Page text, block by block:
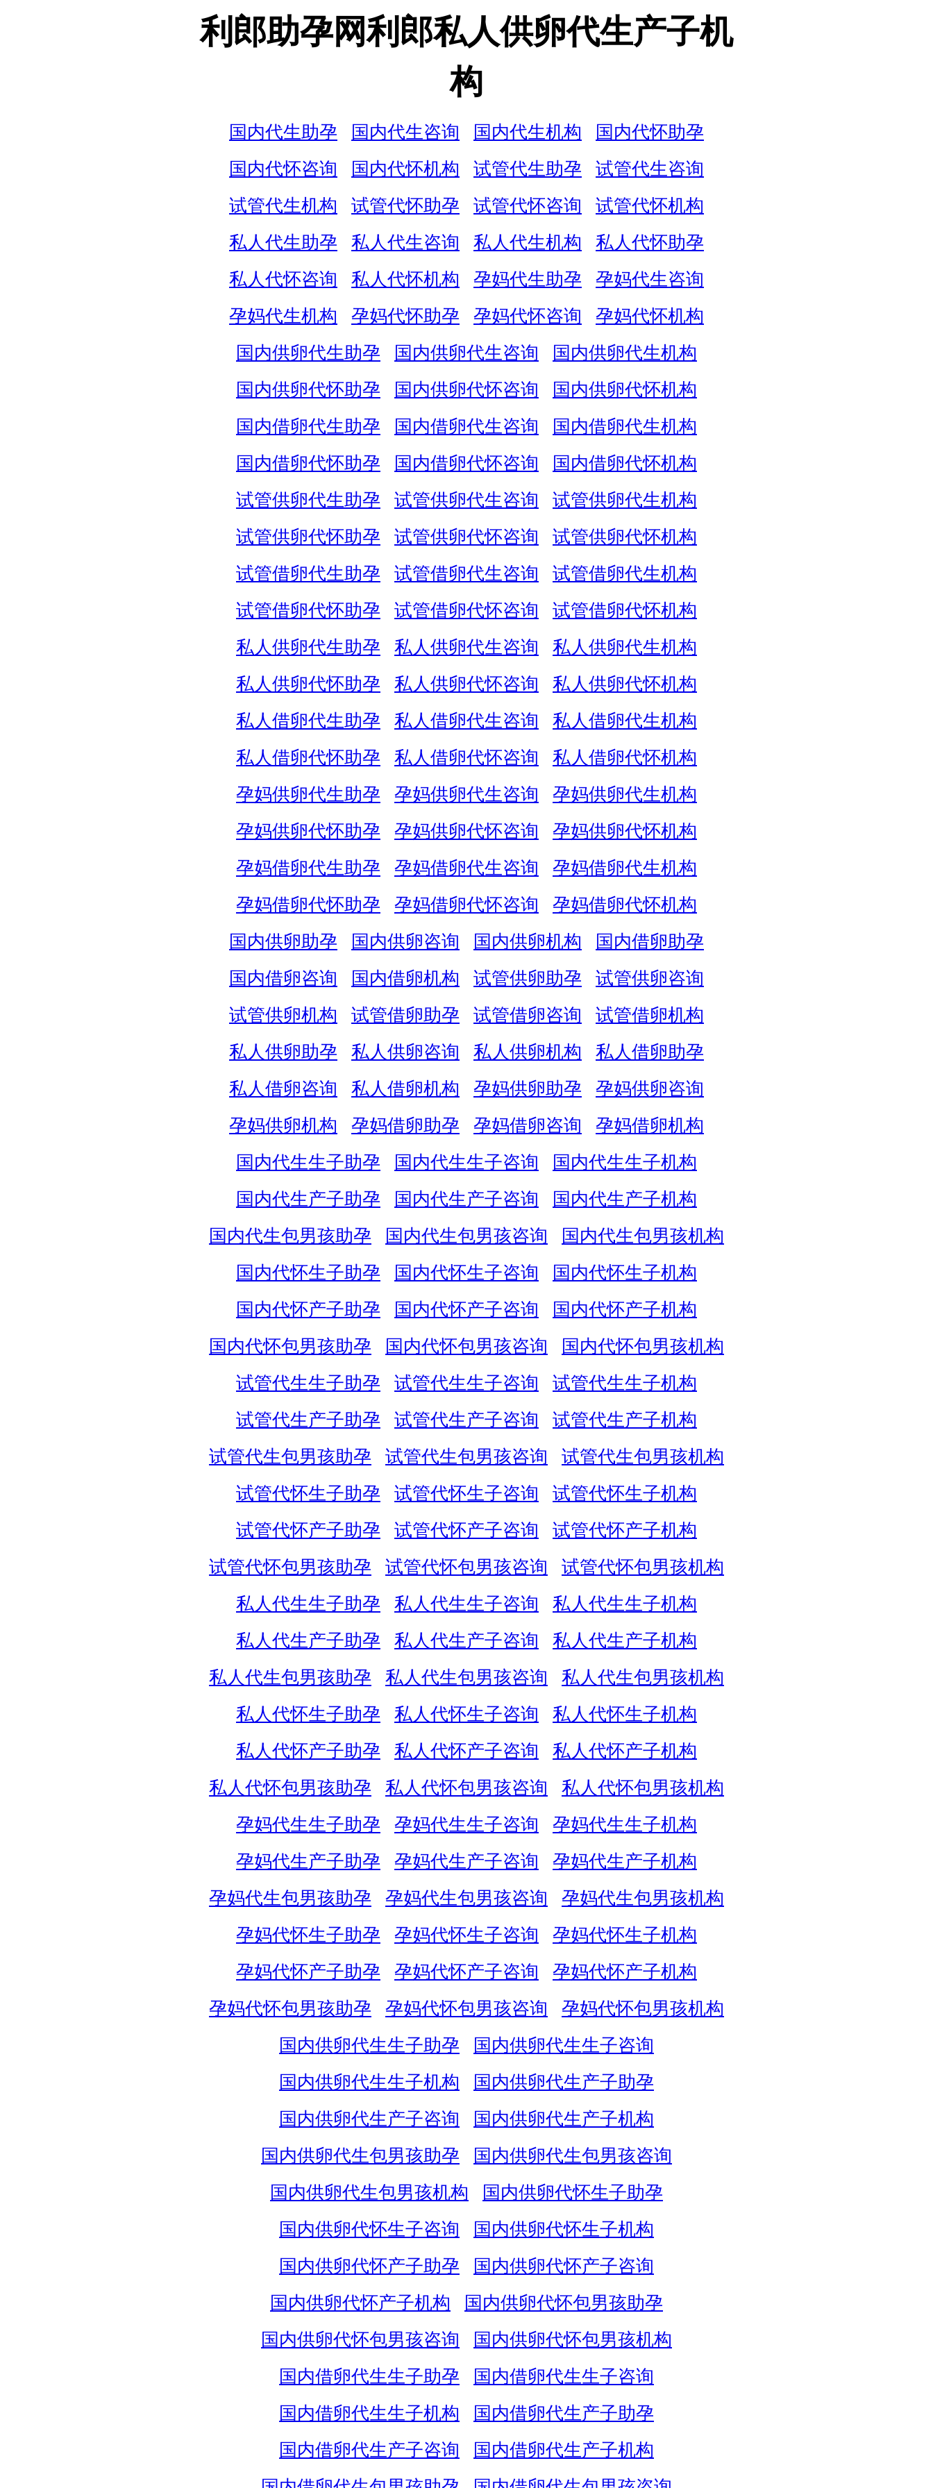
利郎助孕网利郎私人供卵代生产子机
构
国内代生助孕 国内代生咨询 国内代生机构
国内代怀助孕
国内代怀咨询
国内代怀机构 试管代生助孕
试管代生咨询
试管代生机构
试管代怀助孕 试管代怀咨询
试管代怀机构
私人代生助孕
私人代生咨询 私人代生机构
私人代怀助孕
私人代怀咨询
私人代怀机构 孕妈代生助孕
孕妈代生咨询
孕妈代生机构
孕妈代怀助孕 孕妈代怀咨询
孕妈代怀机构
国内供卵代生助孕
国内供卵代生咨询
国内供卵代生机构
国内供卵代怀助孕
国内供卵代怀咨询
国内供卵代怀机构
国内借卵代生助孕
国内借卵代生咨询
国内借卵代生机构
国内借卵代怀助孕
国内借卵代怀咨询
国内借卵代怀机构
试管供卵代生助孕
试管供卵代生咨询
试管供卵代生机构
试管供卵代怀助孕
试管供卵代怀咨询
试管供卵代怀机构
试管借卵代生助孕
试管借卵代生咨询
试管借卵代生机构
试管借卵代怀助孕
试管借卵代怀咨询
试管借卵代怀机构
私人供卵代生助孕
私人供卵代生咨询
私人供卵代生机构
私人供卵代怀助孕
私人供卵代怀咨询
私人供卵代怀机构
私人借卵代生助孕
私人借卵代生咨询
私人借卵代生机构
私人借卵代怀助孕
私人借卵代怀咨询
私人借卵代怀机构
孕妈供卵代生助孕
孕妈供卵代生咨询
孕妈供卵代生机构
孕妈供卵代怀助孕
孕妈供卵代怀咨询
孕妈供卵代怀机构
孕妈借卵代生助孕
孕妈借卵代生咨询
孕妈借卵代生机构
孕妈借卵代怀助孕
孕妈借卵代怀咨询
孕妈借卵代怀机构
国内供卵助孕
国内供卵咨询 国内供卵机构
国内借卵助孕
国内借卵咨询
国内借卵机构 试管供卵助孕
试管供卵咨询
试管供卵机构
试管借卵助孕 试管借卵咨询
试管借卵机构
私人供卵助孕
私人供卵咨询 私人供卵机构
私人借卵助孕
私人借卵咨询
私人借卵机构 孕妈供卵助孕
孕妈供卵咨询
孕妈供卵机构
孕妈借卵助孕 孕妈借卵咨询
孕妈借卵机构
国内代生生子助孕
国内代生生子咨询
国内代生生子机构
国内代生产子助孕
国内代生产子咨询
国内代生产子机构
国内代生包男孩助孕
国内代生包男孩咨询
国内代生包男孩机构
国内代怀生子助孕
国内代怀生子咨询
国内代怀生子机构
国内代怀产子助孕
国内代怀产子咨询
国内代怀产子机构
国内代怀包男孩助孕
国内代怀包男孩咨询
国内代怀包男孩机构
试管代生生子助孕
试管代生生子咨询
试管代生生子机构
试管代生产子助孕
试管代生产子咨询
试管代生产子机构
试管代生包男孩助孕
试管代生包男孩咨询
试管代生包男孩机构
试管代怀生子助孕
试管代怀生子咨询
试管代怀生子机构
试管代怀产子助孕
试管代怀产子咨询
试管代怀产子机构
试管代怀包男孩助孕
试管代怀包男孩咨询
试管代怀包男孩机构
私人代生生子助孕
私人代生生子咨询
私人代生生子机构
私人代生产子助孕
私人代生产子咨询
私人代生产子机构
私人代生包男孩助孕
私人代生包男孩咨询
私人代生包男孩机构
私人代怀生子助孕
私人代怀生子咨询
私人代怀生子机构
私人代怀产子助孕
私人代怀产子咨询
私人代怀产子机构
私人代怀包男孩助孕
私人代怀包男孩咨询
私人代怀包男孩机构
孕妈代生生子助孕
孕妈代生生子咨询
孕妈代生生子机构
孕妈代生产子助孕
孕妈代生产子咨询
孕妈代生产子机构
孕妈代生包男孩助孕
孕妈代生包男孩咨询
孕妈代生包男孩机构
孕妈代怀生子助孕
孕妈代怀生子咨询
孕妈代怀生子机构
孕妈代怀产子助孕
孕妈代怀产子咨询
孕妈代怀产子机构
孕妈代怀包男孩助孕
孕妈代怀包男孩咨询
孕妈代怀包男孩机构
国内供卵代生生子助孕
国内供卵代生生子咨询
国内供卵代生生子机构
国内供卵代生产子助孕
国内供卵代生产子咨询
国内供卵代生产子机构
国内供卵代生包男孩助孕
国内供卵代生包男孩咨询
国内供卵代生包男孩机构
国内供卵代怀生子助孕
国内供卵代怀生子咨询
国内供卵代怀生子机构
国内供卵代怀产子助孕
国内供卵代怀产子咨询
国内供卵代怀产子机构
国内供卵代怀包男孩助孕
国内供卵代怀包男孩咨询
国内供卵代怀包男孩机构
国内借卵代生生子助孕
国内借卵代生生子咨询
国内借卵代生生子机构
国内借卵代生产子助孕
国内借卵代生产子咨询
国内借卵代生产子机构